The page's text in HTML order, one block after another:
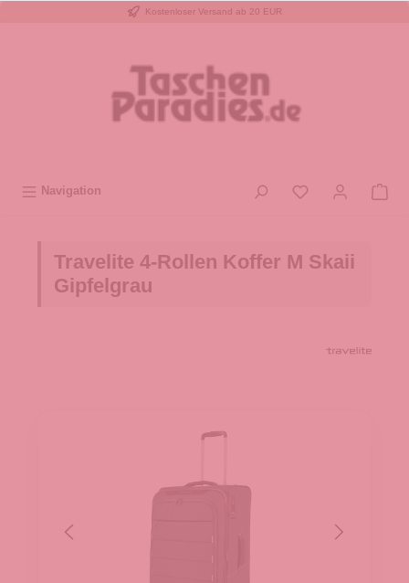
Kostenloser Versand ab 20 EUR
Navigation
Travelite 4-Rollen Koffer M Skaii
Gipfelgrau